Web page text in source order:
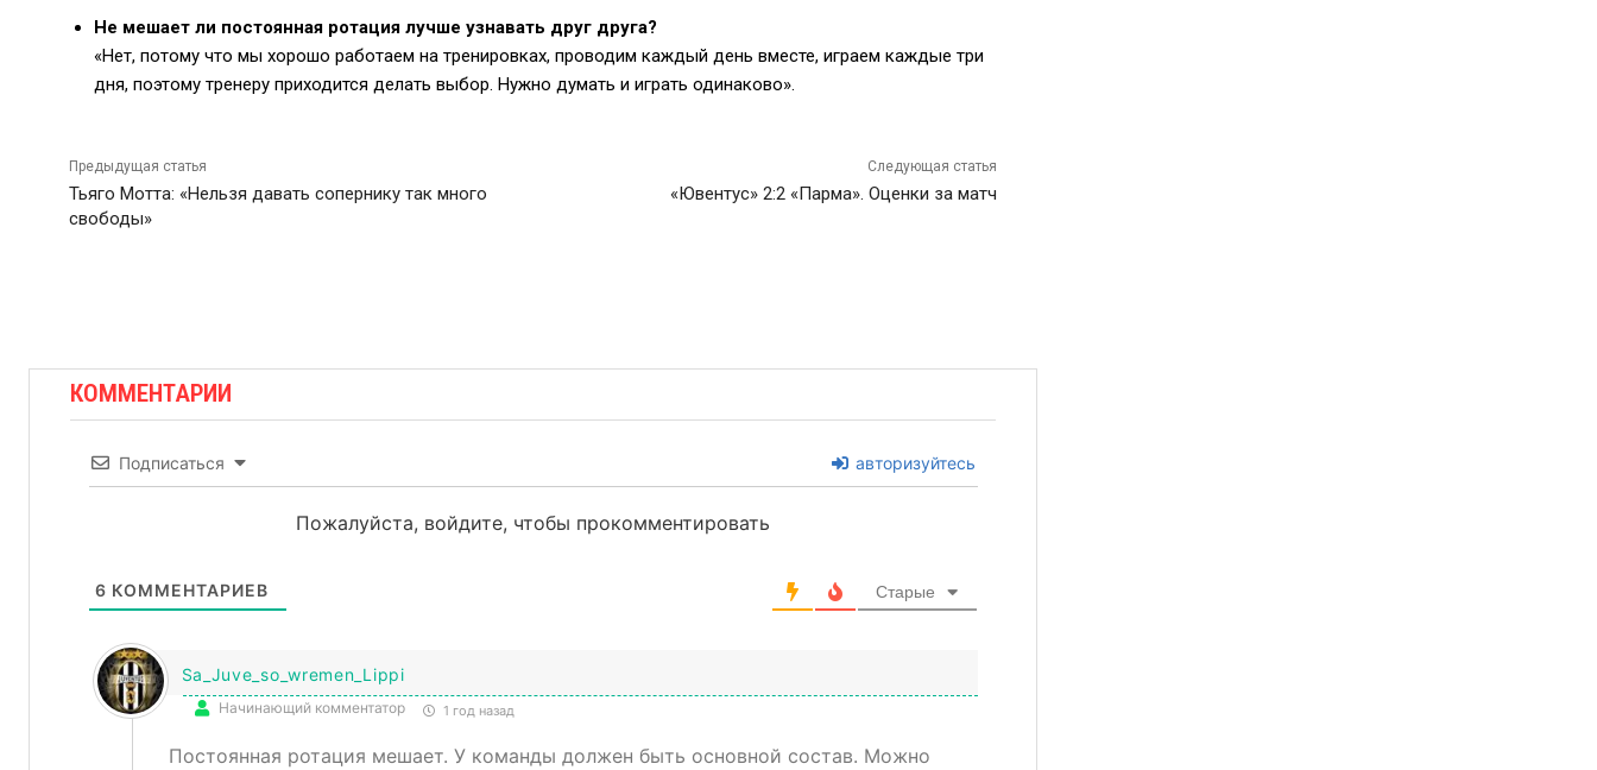
Не мешает ли постоянная ротация лучше узнавать друг друга?
«Нет, потому что мы хорошо работаем на тренировках, проводим каждый день вместе, играем каждые три
дня, поэтому тренеру приходится делать выбор. Нужно думать и играть одинаково».
Предыдущая статья
Тьяго Мотта: «Нельзя давать сопернику так много
свободы»
Следующая статья
«Ювентус» 2:2 «Парма». Оценки за матч
КОММЕНТАРИИ
Подписаться авторизуйтесь
Пожалуйста, войдите, чтобы прокомментировать
6 КОММЕНТАРИЕВ Старые
Sa_Juve_so_wremen_Lippi
Начинающий комментатор 1 год назад
Постоянная ротация мешает. У команды должен быть основной состав. Можно